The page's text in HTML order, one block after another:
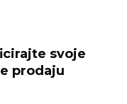
svoje
prodaju